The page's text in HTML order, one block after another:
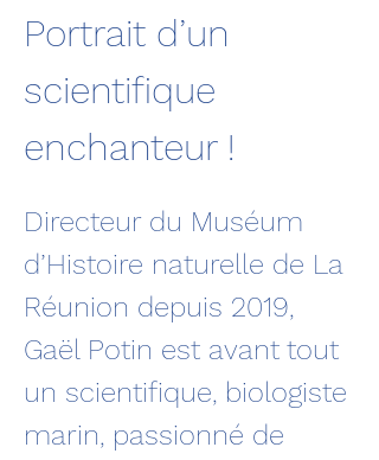
Portrait d’un
scientifique
enchanteur !
Directeur du Muséum
d’Histoire naturelle de La
Réunion depuis 2019,
Gaël Potin est avant tout
un scientifique, biologiste
marin, passionné de